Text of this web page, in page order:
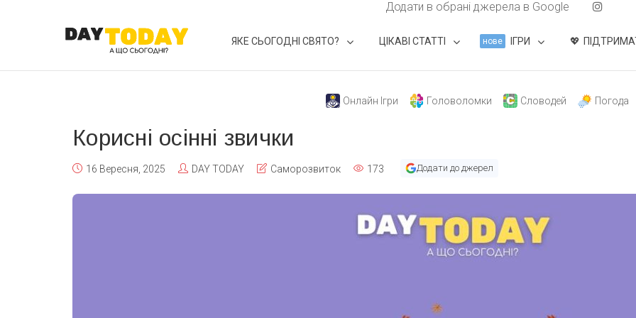
Додати в обрані джерела в Google
ЯКЕ СЬОГОДНІ СВЯТО? ЦІКАВІ СТАТТІ нове ІГРИ
Онлайн Ігри Головоломки Словодей Погода
Корисні осінні звички
16 Вересня, 2025 DAY TODAY Саморозвиток 173 Додати до джерел